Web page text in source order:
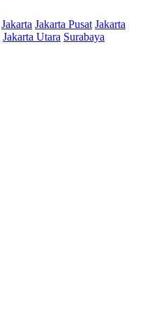
Jakarta Jakarta Pusat Jakarta
Jakarta Utara Surabaya